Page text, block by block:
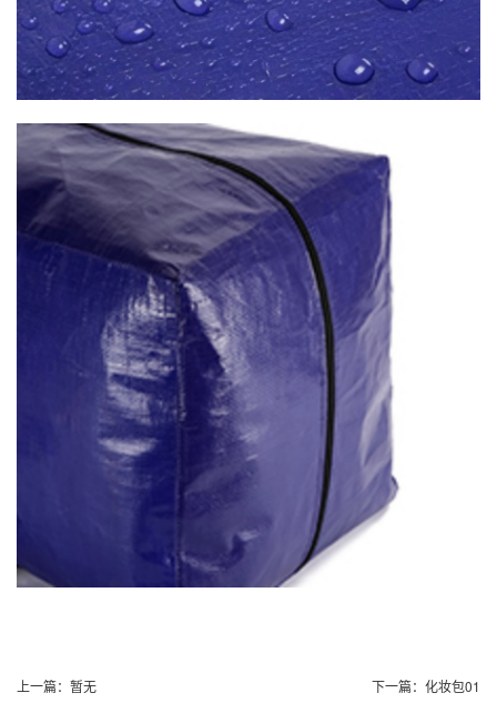
上一篇： 暂无 下一篇： 化妆包01